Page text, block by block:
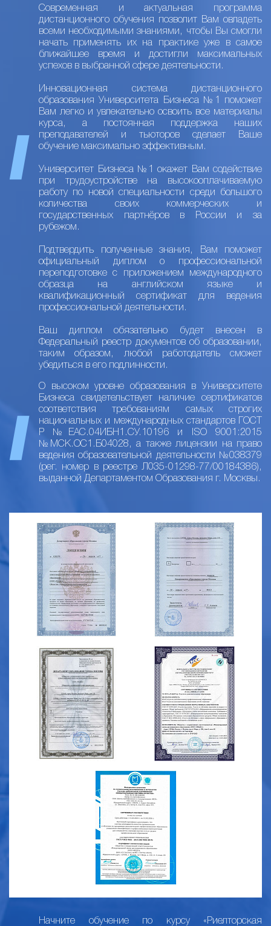
Современная и актуальная программа
дистанционного обучения позволит Вам овладеть
всеми необходимыми знаниями, чтобы Вы смогли
начать применять их на практике уже в самое
ближайшее время и достигли максимальных
успехов в выбранной сфере деятельности.
Инновационная система дистанционного
образования Университета Бизнеса №1 поможет
Вам легко и увлекательно освоить все материалы
курса, а постоянная поддержка наших
преподавателей и тьюторов сделает Ваше
обучение максимально эффективным.
Университет Бизнеса №1 окажет Вам содействие
при трудоустройстве на высокооплачиваемую
работу по новой специальности среди большого
количества своих коммерческих и
государственных партнёров в России и за
рубежом.
Подтвердить полученные знания, Вам поможет
официальный диплом о профессиональной
переподготовке с приложением международного
образца на английском языке и
квалификационный сертификат для ведения
профессиональной деятельности.
Ваш диплом обязательно будет внесен в
Федеральный реестр документов об образовании,
таким образом, любой работодатель сможет
убедиться в его подлинности.
О высоком уровне образования в Университете
Бизнеса свидетельствует наличие сертификатов
соответствия требованиям самых строгих
национальных и международных стандартов ГОСТ
Р №ЕАС.04ИБН1.СУ.10196 и ISO 9001:2015
№МСК.ОС1.Б04028, а также лицензии на право
ведения образовательной деятельности №038379
(рег. номер в реестре Л035-01298-77/00184386),
выданной Департаментом Образования г. Москвы.
Начните обучение по курсу «Риелторская